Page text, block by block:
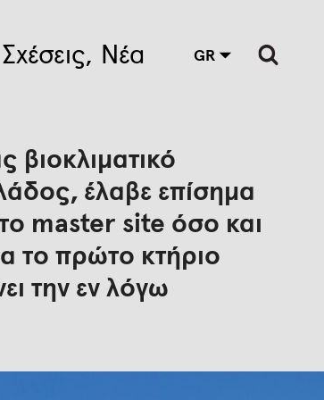
Νέα GR
βιοκλιματικό
έλαβε επίσημα
master site όσο και
το πρώτο κτήριο
την εν λόγω